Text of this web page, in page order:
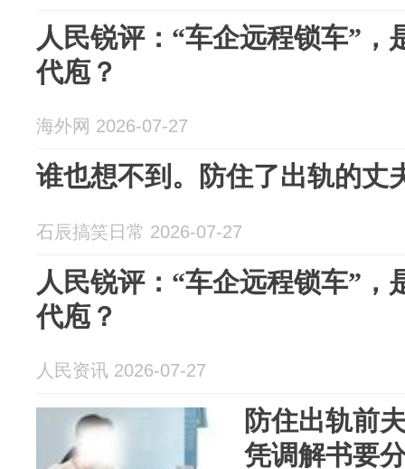
人民锐评：“车企远程锁车”，
代庖？
海外网 2026-07-27
谁也想不到。防住了出轨的丈
石辰搞笑日常 2026-07-27
人民锐评：“车企远程锁车”，
代庖？
人民资讯 2026-07-27
防住出轨前
凭调解书要